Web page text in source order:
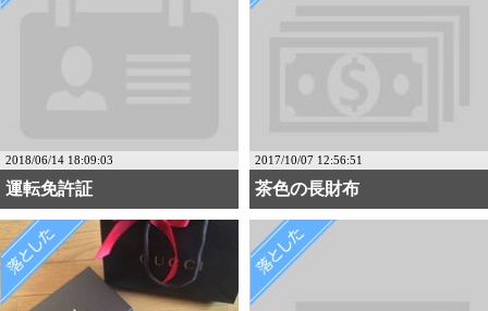
2018/06/14 18:09:03
運転免許証
2017/10/07 12:56:51
茶色の長財布